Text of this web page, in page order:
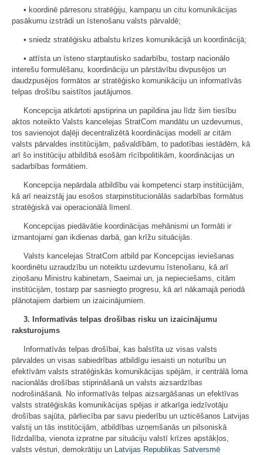
• koordinē pārresoru stratēģiju, kampaņu un citu komunikācijas
pasākumu izstrādi un īstenošanu valsts pārvaldē;
• sniedz stratēģisku atbalstu krīzes komunikācijā un koordinācijā;
• attīsta un īsteno starptautisko sadarbību, tostarp nacionālo
interešu formulēšanu, koordināciju un pārstāvību divpusējos un
daudzpusējos formātos ar stratēģisko komunikāciju un informatīvās
telpas drošību saistītos jautājumos.
Koncepcija atkārtoti apstiprina un papildina jau līdz šim tiesību
aktos noteikto Valsts kancelejas StratCom mandātu un uzdevumus,
tos savienojot daļēji decentralizētā koordinācijas modelī ar citām
valsts pārvaldes institūcijām, pašvaldībām, to padotības iestādēm, kā
arī šo institūciju atbildībā esošām rīcībpolitikām, koordinācijas un
sadarbības formātiem.
Koncepcija nepārdala atbildību vai kompetenci starp institūcijām,
kā arī neaizstāj jau esošos starpinstitucionālās sadarbības formātus
stratēģiskā vai operacionālā līmenī.
Koncepcijas piedāvātie koordinācijas mehānismi un formāti ir
izmantojami gan ikdienas darbā, gan krīžu situācijās.
Valsts kancelejas StratCom atbild par Koncepcijas ieviešanas
koordinētu uzraudzību un noteiktu uzdevumu īstenošanu, kā arī
ziņošanu Ministru kabinetam, Saeimai un, ja nepieciešams, citām
institūcijām, tostarp par sasniegto progresu, kā arī nākamajā periodā
plānotajiem darbiem un izaicinājumiem.
3. Informatīvās telpas drošības risku un izaicinājumu
raksturojums
Informatīvās telpas drošībai, kas balstīta uz visas valsts
pārvaldes un visas sabiedrības atbildīgu iesaisti un noturību un
efektīvām valsts stratēģiskās komunikācijas spējām, ir centrālā loma
nacionālās drošības stiprināšanā un valsts aizsardzības
nodrošināšanā. No informatīvās telpas aizsargāšanas un efektīvas
valsts stratēģiskās komunikācijas spējas ir atkarīga iedzīvotāju
drošības sajūta, pārliecība par savu piederību un uzticēšanos Latvijas
valstij un tās institūcijām, atbildības uzņemšanās un pilsoniskā
līdzdalība, vienota izpratne par situāciju valstī krīzes apstākļos,
valsts vēsturi, demokrātiju un
Latvijas Republikas Satversmē